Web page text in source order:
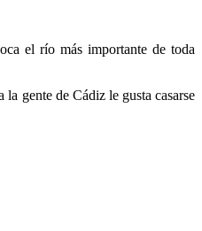
el río más importante de toda
gente de Cádiz le gusta casarse